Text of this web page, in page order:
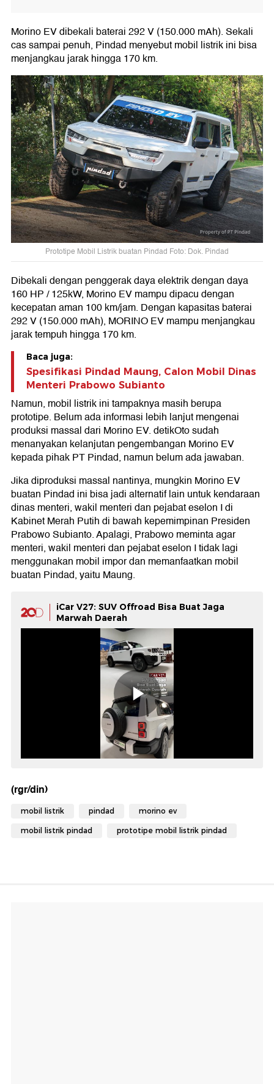
Morino EV dibekali baterai 292 V (150.000 mAh). Sekali
cas sampai penuh, Pindad menyebut mobil listrik ini bisa
menjangkau jarak hingga 170 km.
Prototipe Mobil Listrik buatan Pindad Foto: Dok. Pindad
Dibekali dengan penggerak daya elektrik dengan daya
160 HP / 125kW, Morino EV mampu dipacu dengan
kecepatan aman 100 km/jam. Dengan kapasitas baterai
292 V (150.000 mAh), MORINO EV mampu menjangkau
jarak tempuh hingga 170 km.
Baca juga:
Spesifikasi Pindad Maung, Calon Mobil Dinas
Menteri Prabowo Subianto
Namun, mobil listrik ini tampaknya masih berupa
prototipe. Belum ada informasi lebih lanjut mengenai
produksi massal dari Morino EV. detikOto sudah
menanyakan kelanjutan pengembangan Morino EV
kepada pihak PT Pindad, namun belum ada jawaban.
Jika diproduksi massal nantinya, mungkin Morino EV
buatan Pindad ini bisa jadi alternatif lain untuk kendaraan
dinas menteri, wakil menteri dan pejabat eselon I di
Kabinet Merah Putih di bawah kepemimpinan Presiden
Prabowo Subianto. Apalagi, Prabowo meminta agar
menteri, wakil menteri dan pejabat eselon I tidak lagi
menggunakan mobil impor dan memanfaatkan mobil
buatan Pindad, yaitu Maung.
iCar V27: SUV Offroad Bisa Buat Jaga
Marwah Daerah
(rgr/din)
mobil listrik pindad morino ev
mobil listrik pindad prototipe mobil listrik pindad